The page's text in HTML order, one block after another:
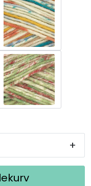
+